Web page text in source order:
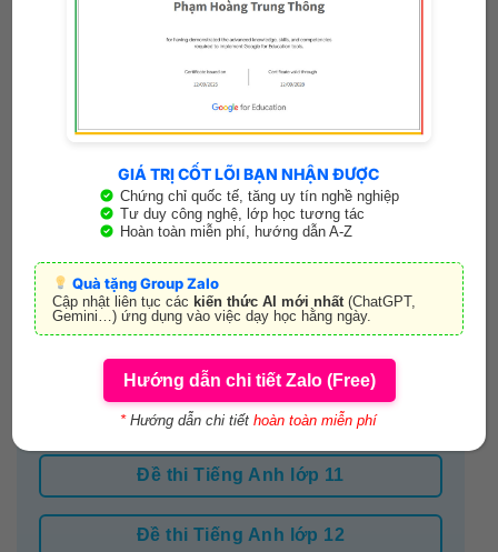
Đề thi Tiếng Anh lớp 9
Đề thi Tiếng Anh THPT
Đề thi Tiếng Anh lớp 10
Đề thi Tiếng Anh lớp 11
Đề thi Tiếng Anh lớp 12
GIÁ TRỊ CỐT LÕI BẠN NHẬN ĐƯỢC
Chứng chỉ quốc tế, tăng uy tín nghề nghiệp
Tư duy công nghệ, lớp học tương tác
Hoàn toàn miễn phí, hướng dẫn A-Z
Quà tặng Group Zalo
Cập nhật liên tục các kiến thức AI mới nhất(ChatGPT,
Gemini…) ứng dụng vào việc dạy học hằng ngày.
Hướng dẫn chi tiết Zalo (Free)
*Hướng dẫn chi tiếthoàn toàn miễn phí